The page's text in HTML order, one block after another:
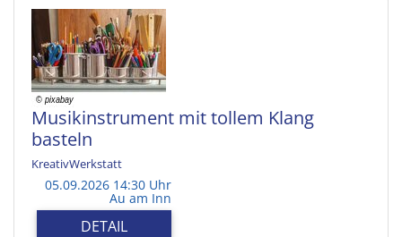
Musikinstrument mit tollem Klang
basteln
KreativWerkstatt
05.09.2026 14:30 Uhr
Au am Inn
DETAIL